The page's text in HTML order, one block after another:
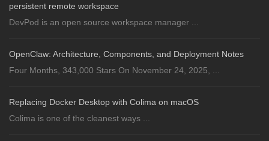
persistent remote workspace
DevPod is an open source workspace manager ...
OpenClaw: Architecture, Components, and Deployment Notes
Four Months, 343,000 Stars On November 24, 2025, ...
Replacing Docker Desktop with Colima on macOS
Colima is one of the cleanest ways ...